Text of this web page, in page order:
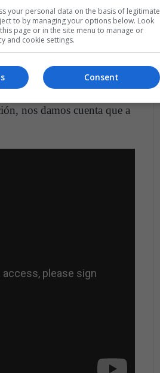
la trama de la película
la desesperación y
«los otros»,
esta madre no
costa, aun sin saber
nos damos cuenta que a
your personal data on the basis of legitimate
to by managing your options below. Look
page or in the site menu to manage or
and cookie settings.
Consent